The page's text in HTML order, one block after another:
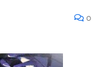
0